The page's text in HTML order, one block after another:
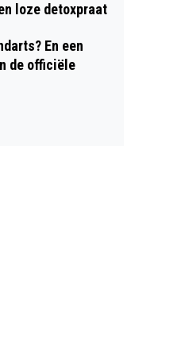
loze detoxpraat
En een
de officiële